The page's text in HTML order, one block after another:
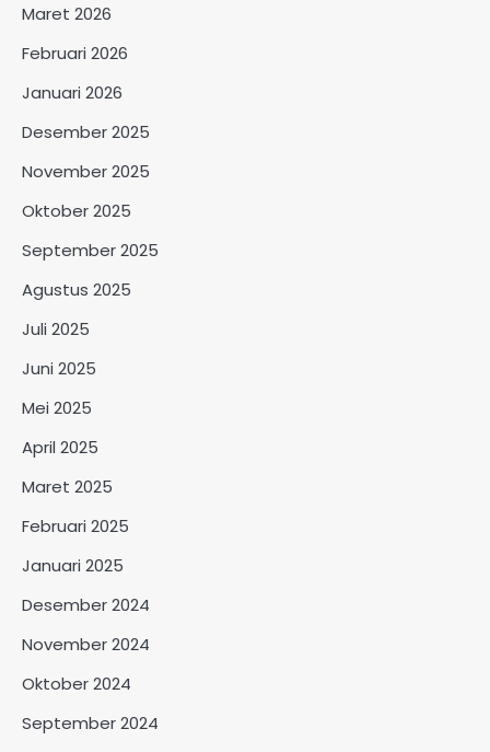
Maret 2026
Februari 2026
Januari 2026
Desember 2025
November 2025
Oktober 2025
September 2025
Agustus 2025
Juli 2025
Juni 2025
Mei 2025
April 2025
Maret 2025
Februari 2025
Januari 2025
Desember 2024
November 2024
Oktober 2024
September 2024